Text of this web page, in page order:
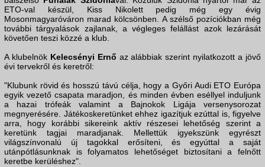
ETO-val készül, Kiss Nikolett pedig még egy évig
Mosonmagyaróváron marad kölcsönben. A szélső pozíciókban még
további tárgyalások zajlanak, a végleges felállást azok lezárását
követően teszi közzé a klub.
A klubelnök Kelecsényi Ernő az alábbiak szerint nyilatkozott a jövő
évi tervekről és keretről:
"Klubunk rövid és hosszú távú célja, hogy a Győri Audi ETO Európa
egyik vezető csapata maradjon, és minden évben eséllyel induljunk
a hazai trófeák valamint a Bajnokok Ligája versenysorozat
megnyerésére. Játékoskeretünket ehhez igazítjuk ezúttal is, figyelve
arra, hogy korábbi sikereink aktív részesei lehetőség szerint a
keretünk tagjai maradjanak. Mellettük igyekszünk egyrészt
világszínvonalú új tagokkal erősíteni, és egyúttal a saját
utánpótlásunknak is folyamatos lehetőséget biztosítani a felnőtt
keretbe kerüléshez".